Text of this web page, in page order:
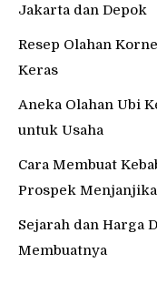
Jakarta dan Depok
Resep Olahan
Keras
Aneka Olahan Ubi
untuk Usaha
Cara Membuat
Prospek
Sejarah dan Harga
Membuatnya